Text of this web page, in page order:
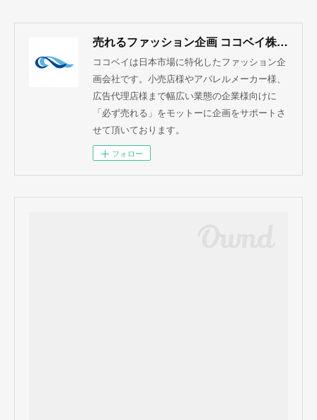
売れるファッション企画 ココベイ株式会社
ココベイは日本市場に特化したファッション企
画会社です。小売店様やアパレルメーカー様、
広告代理店様まで幅広い業態の企業様向けに
「必ず売れる」をモットーに企画をサポートさ
せて頂いております。
フォロー